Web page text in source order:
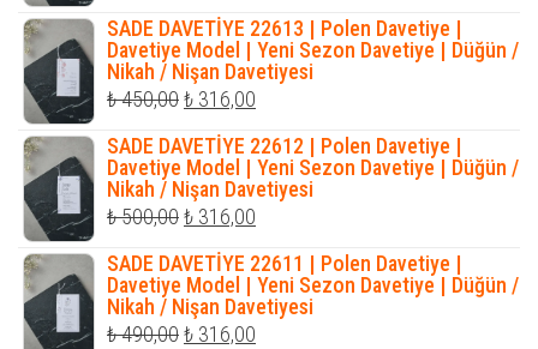
fiyat:
₺ 500,00.fiyat:
₺ 345,00.
SADE DAVETİYE 22613 | Polen Davetiye |
Davetiye Model | Yeni Sezon Davetiye | Düğün /
Nikah / Nişan Davetiyesi
₺450,00Orijinal
fiyat:
₺ 450,00.
₺ 316,00
fiyat:
₺ 316,00.
SADE DAVETİYE 22612 | Polen Davetiye |
Davetiye Model | Yeni Sezon Davetiye | Düğün /
Nikah / Nişan Davetiyesi
₺500,00Orijinal
fiyat:
₺ 500,00.
₺ 316,00
fiyat:
₺ 316,00.
SADE DAVETİYE 22611 | Polen Davetiye |
Davetiye Model | Yeni Sezon Davetiye | Düğün /
Nikah / Nişan Davetiyesi
₺490,00Orijinal
₺ 316,00